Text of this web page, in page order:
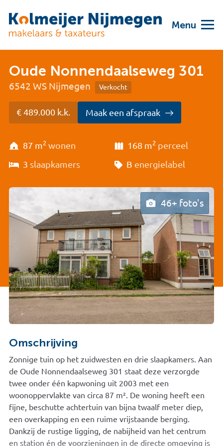
Menu
Oude Nonnendaalseweg 301
6542 WS Nijmegen Verkocht
€ 489.000 k.k. Maak een afspraak
87 m2 wonen 168 m2 perceel
3 slaapkamers B energielabel
46+ foto's
Omschrijving
Zonnige tuin op het zuidwesten en drie slaapkamers. Aan
de Oude Nonnendaalseweg 301 staat deze verzorgde
twee onder één kapwoning uit 2003 met een
woonoppervlakte van circa 87 m². De woning heeft een
fijne, beschutte achtertuin van bijna twaalf meter diep,
een overkapping en een ruime vrijstaande berging.
Dankzij de rustige ligging, de nabijheid van het centrum
en station én de voorzieningen in de directe omgeving is